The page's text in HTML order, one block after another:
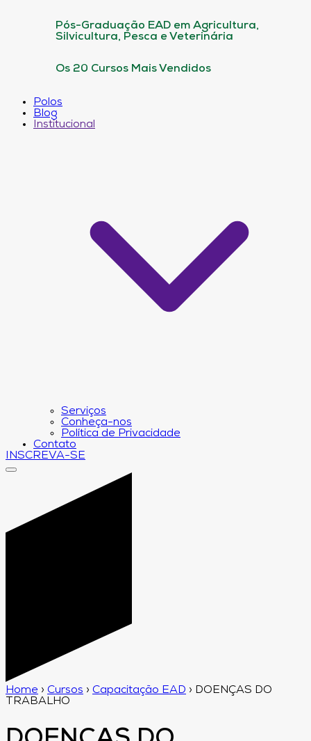
Pós-Graduação EAD em Agricultura,
Silvicultura, Pesca e Veterinária
Os 20 Cursos Mais Vendidos
Polos
Blog
Institucional
Serviços
Conheça-nos
Política de Privacidade
Contato
INSCREVA-SE
Home › Cursos › Capacitação EAD › DOENÇAS DO
TRABALHO